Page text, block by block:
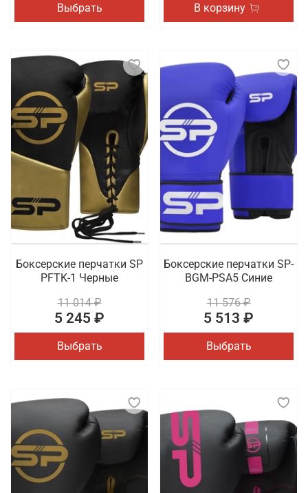
Выбрать В корзину
Боксерские перчатки SP
PFTK-1 Черные
11 014 ₽
5 245 ₽
Выбрать
Боксерские перчатки SP-
BGM-PSA5 Синие
11 576 ₽
5 513 ₽
Выбрать